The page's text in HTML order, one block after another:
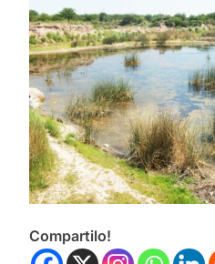
Compartilo!